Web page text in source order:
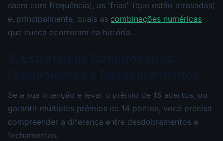
saem com frequência), as "frias" (que estão atrasadas)
e, principalmente, quais as combinações numéricas
que nunca ocorreram na história.
Se a sua intenção é levar o prêmio de 15 acertos, ou
garantir múltiplos prêmios de 14 pontos, você precisa
compreender a diferença entre desdobramentos e
fechamentos.